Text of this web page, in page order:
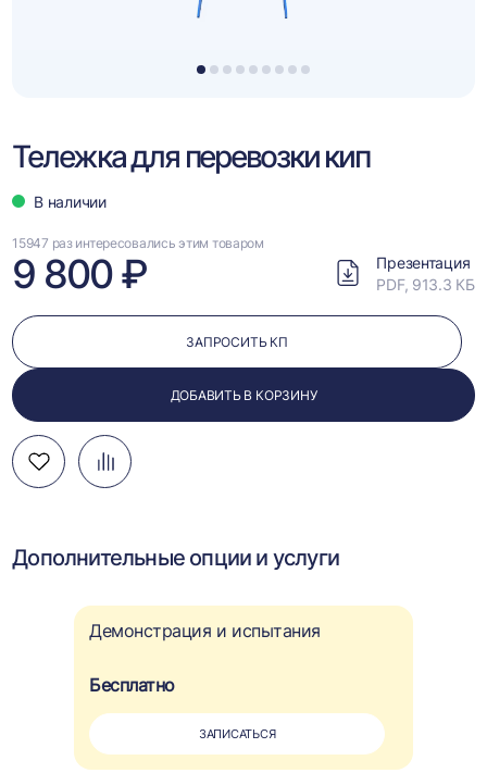
1 2 3 4 5 6 7 8 9
Тележка для перевозки кип
В наличии
15947 раз интересовались этим товаром
9 800 ₽
Презентация
PDF, 913.3 КБ
ЗАПРОСИТЬ КП
ДОБАВИТЬ В КОРЗИНУ
Добавить
в
Добавить
в
Перейти
к
Дополнительные опции и услуги
Демонстрация и испытания
Бесплатно
ЗАПИСАТЬСЯ